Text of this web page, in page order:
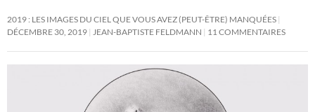
2019 : LES IMAGES DU CIEL QUE VOUS AVEZ (PEUT-ÊTRE) MANQUÉES
DÉCEMBRE 30, 2019 JEAN-BAPTISTE FELDMANN 11 COMMENTAIRES